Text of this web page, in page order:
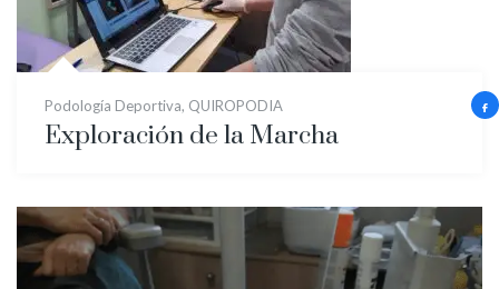
Podología Deportiva, QUIROPODIA
Exploración de la Marcha